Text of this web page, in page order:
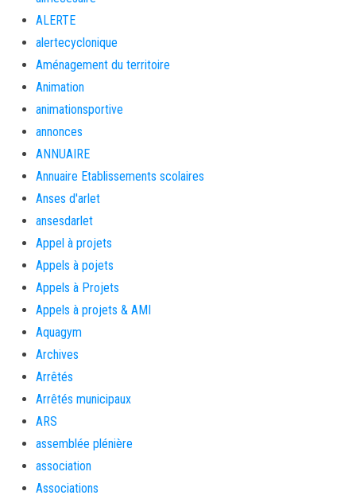
ALERTE
alertecyclonique
Aménagement du territoire
Animation
animationsportive
annonces
ANNUAIRE
Annuaire Etablissements scolaires
Anses d'arlet
ansesdarlet
Appel à projets
Appels à pojets
Appels à Projets
Appels à projets & AMI
Aquagym
Archives
Arrêtés
Arrêtés municipaux
ARS
assemblée plénière
association
Associations